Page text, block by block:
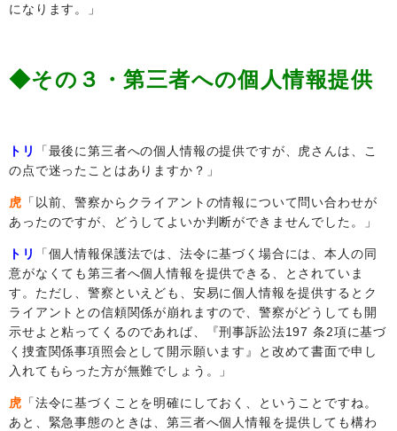
になります。」
◆その３・第三者への個人情報提供
トリ
「最後に第三者への個人情報の提供ですが、虎さんは、こ
の点で迷ったことはありますか？」
虎 「以前、警察からクライアントの情報について問い合わせが
あったのですが、どうしてよいか判断ができませんでした。」
トリ
「個人情報保護法では、法令に基づく場合には、本人の同
意がなくても第三者へ個人情報を提供できる、とされていま
す。ただし、警察といえども、安易に個人情報を提供するとク
ライアントとの信頼関係が崩れますので、警察がどうしても開
示せよと粘ってくるのであれば、『刑事訴訟法197条2項に基づ
く捜査関係事項照会として開示願います』と改めて書面で申し
入れてもらった方が無難でしょう。」
虎 「法令に基づくことを明確にしておく、ということですね。
あと、緊急事態のときは、第三者へ個人情報を提供しても構わ